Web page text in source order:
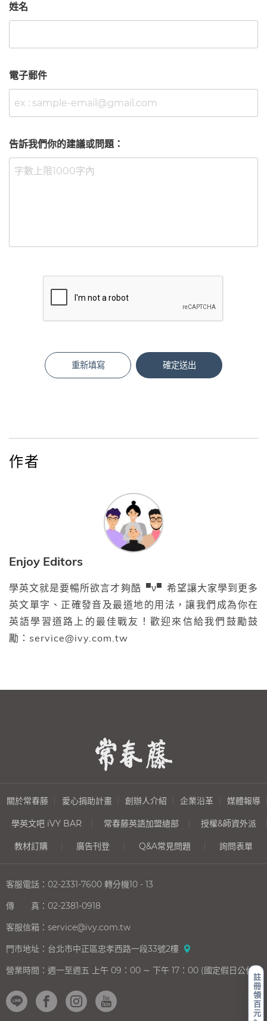
註
冊
領
百
元
姓名
電子郵件
告訴我們你的建議或問題：
重新填寫 確定送出
作者
Enjoy Editors
學英文就是要暢所欲言才夠酷▝ν▘希望讓大家學到更多
英文單字、正確發音及最道地的用法，讓我們成為你在
英語學習道路上的最佳戰友！歡迎來信給我們鼓勵鼓
勵：service@ivy.com.tw
關於常春藤 愛心捐助計畫 創辦人介紹 企業沿革 媒體報導
學英文吧 iVY BAR 常春藤英語加盟總部 授權&師資外派
教材訂購 廣告刊登 Q&A常見問題 詢問表單
客服電話： 02-2331-7600 轉分機10 - 13
傳 真： 02-2381-0918
客服信箱： service@ivy.com.tw
門市地址： 台北市中正區忠孝西路一段33號2樓
營業時間： 週一至週五 上午 09：00 ∼ 下午 17：00 (國定假日公休)